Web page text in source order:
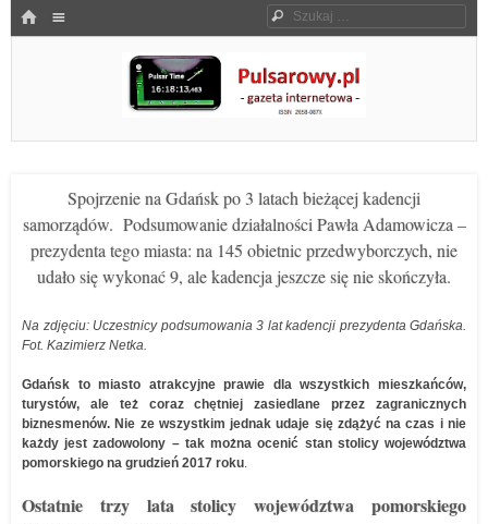
HOME Szukaj
Pulsarowy.pl
Spojrzenie na Gdańsk po 3 latach bieżącej kadencji
samorządów. Podsumowanie działalności Pawła Adamowicza –
prezydenta tego miasta: na 145 obietnic przedwyborczych, nie
udało się wykonać 9, ale kadencja jeszcze się nie skończyła.
Na zdjęciu: Uczestnicy podsumowania 3 lat kadencji prezydenta Gdańska.
Fot. Kazimierz Netka.
Gdańsk to miasto atrakcyjne prawie dla wszystkich mieszkańców,
turystów, ale też coraz chętniej zasiedlane przez zagranicznych
biznesmenów. Nie ze wszystkim jednak udaje się zdążyć na czas i nie
każdy jest zadowolony – tak można ocenić stan stolicy województwa
pomorskiego na grudzień 2017 roku.
Ostatnie trzy lata stolicy województwa pomorskiego